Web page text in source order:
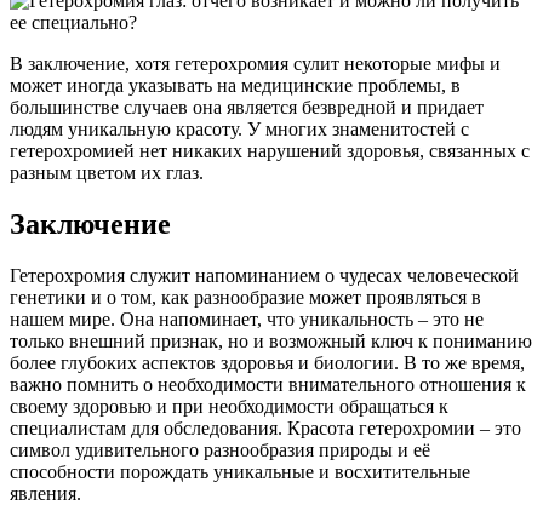
В заключение, хотя гетерохромия сулит некоторые мифы и
может иногда указывать на медицинские проблемы, в
большинстве случаев она является безвредной и придает
людям уникальную красоту. У многих знаменитостей с
гетерохромией нет никаких нарушений здоровья, связанных с
разным цветом их глаз.
Заключение
Гетерохромия служит напоминанием о чудесах человеческой
генетики и о том, как разнообразие может проявляться в
нашем мире. Она напоминает, что уникальность – это не
только внешний признак, но и возможный ключ к пониманию
более глубоких аспектов здоровья и биологии. В то же время,
важно помнить о необходимости внимательного отношения к
своему здоровью и при необходимости обращаться к
специалистам для обследования. Красота гетерохромии – это
символ удивительного разнообразия природы и её
способности порождать уникальные и восхитительные
явления.